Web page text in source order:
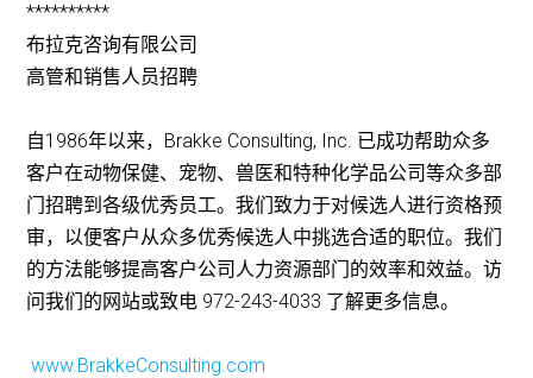
**********
布拉克咨询有限公司
高管和销售人员招聘
自1986年以来，Brakke Consulting, Inc. 已成功帮助众多
客户在动物保健、宠物、兽医和特种化学品公司等众多部
门招聘到各级优秀员工。我们致力于对候选人进行资格预
审，以便客户从众多优秀候选人中挑选合适的职位。我们
的方法能够提高客户公司人力资源部门的效率和效益。访
问我们的网站或致电 972-243-4033 了解更多信息。
www.BrakkeConsulting.com